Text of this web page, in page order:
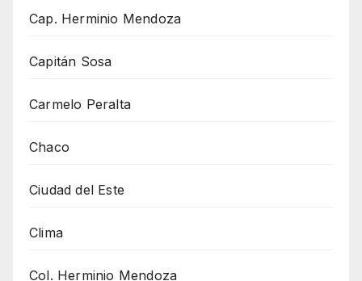
Cap. Herminio Mendoza
Capitán Sosa
Carmelo Peralta
Chaco
Ciudad del Este
Clima
Col. Herminio Mendoza